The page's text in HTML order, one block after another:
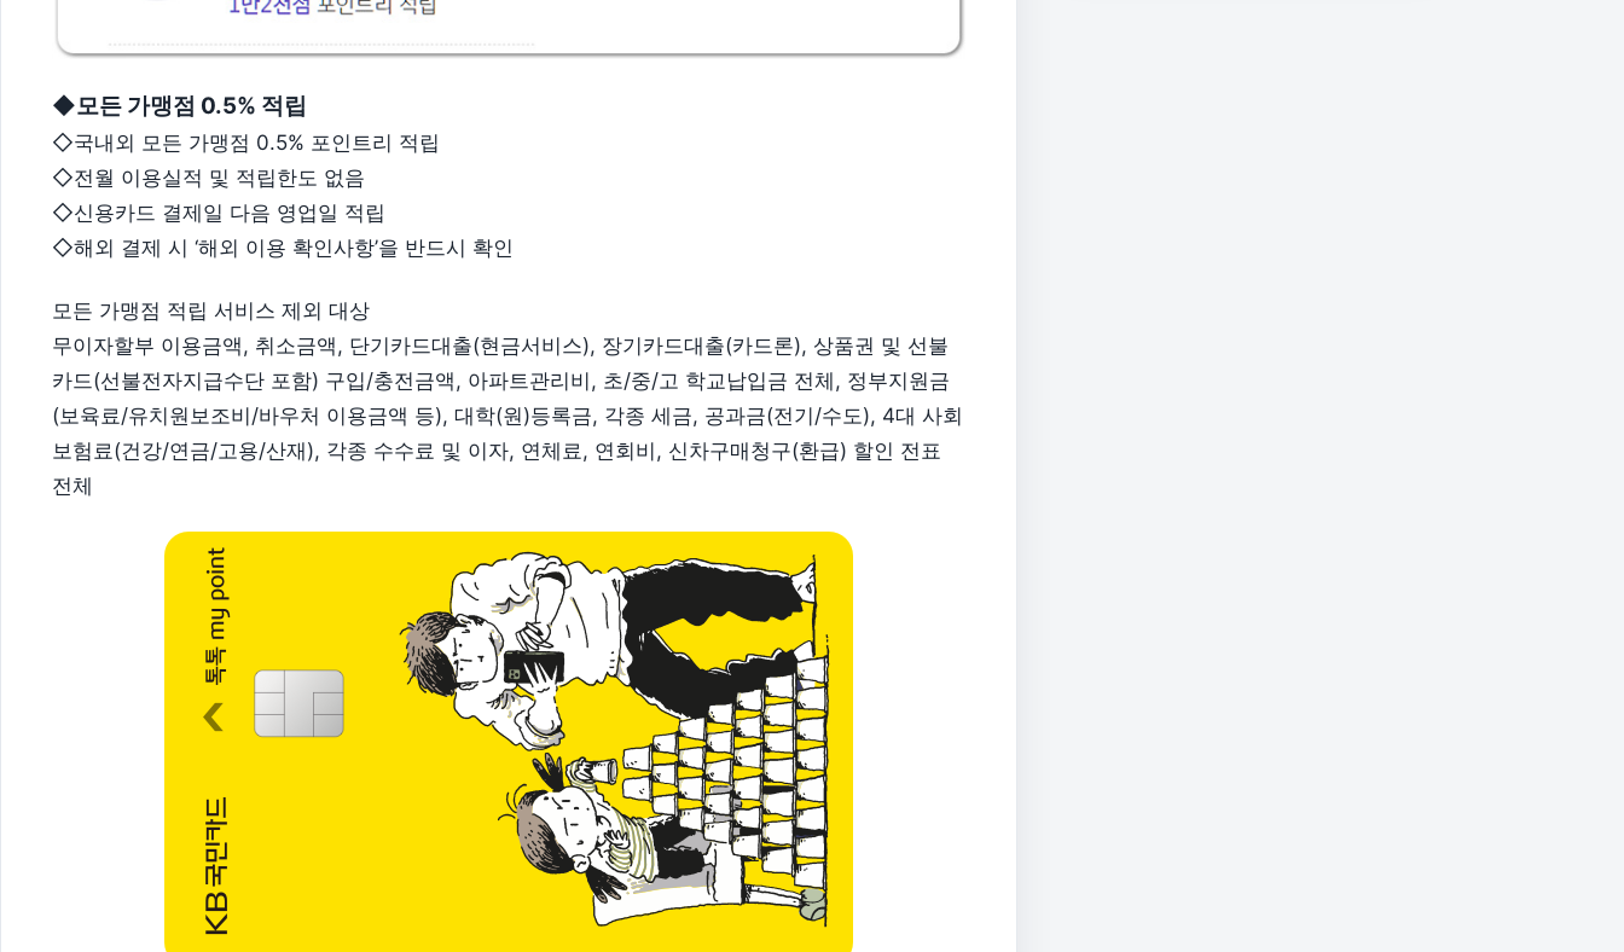
◆모든 가맹점 0.5% 적립
◇국내외 모든 가맹점 0.5% 포인트리 적립
◇전월 이용실적 및 적립한도 없음
◇신용카드 결제일 다음 영업일 적립
◇해외 결제 시 ‘해외 이용 확인사항’을 반드시 확인​
모든 가맹점 적립 서비스 제외 대상
무이자할부 이용금액, 취소금액, 단기카드대출(현금서비스), 장기카드대출(카드론), 상품권 및 선불
카드(선불전자지급수단 포함) 구입/충전금액, 아파트관리비, 초/중/고 학교납입금 전체, 정부지원금
(보육료/유치원보조비/바우처 이용금액 등), 대학(원)등록금, 각종 세금, 공과금(전기/수도), 4대 사회
보험료(건강/연금/고용/산재), 각종 수수료 및 이자, 연체료, 연회비, 신차구매청구(환급) 할인 전표
전체